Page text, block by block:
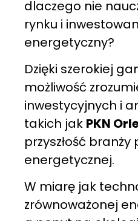
dlaczego nie
rynku i
energetyczny?
Dzięki szerokiej
możliwość
inwestycyjnych i
takich jak PKN
przyszłość branży
energetycznej.
W miarę jak
zrównoważonej